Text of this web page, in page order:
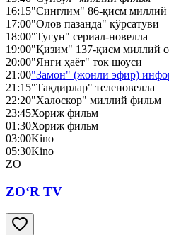
16:15"Синглим" 86-қисм миллий
17:00"Олов пазанда" кўрсатуви
18:00"Тугун" сериал-новелла
19:00"Қизим" 137-қисм миллий
20:00"Янги ҳаёт" ток шоуси
21:00"Замон" (жонли эфир)
21:15"Тақдирлар" теленовелла
22:20"Халоскор" миллий фильм
23:45Хориж фильм
01:30Хориж фильм
03:00Kino
05:30Kino
ZO
ZO‘R TV